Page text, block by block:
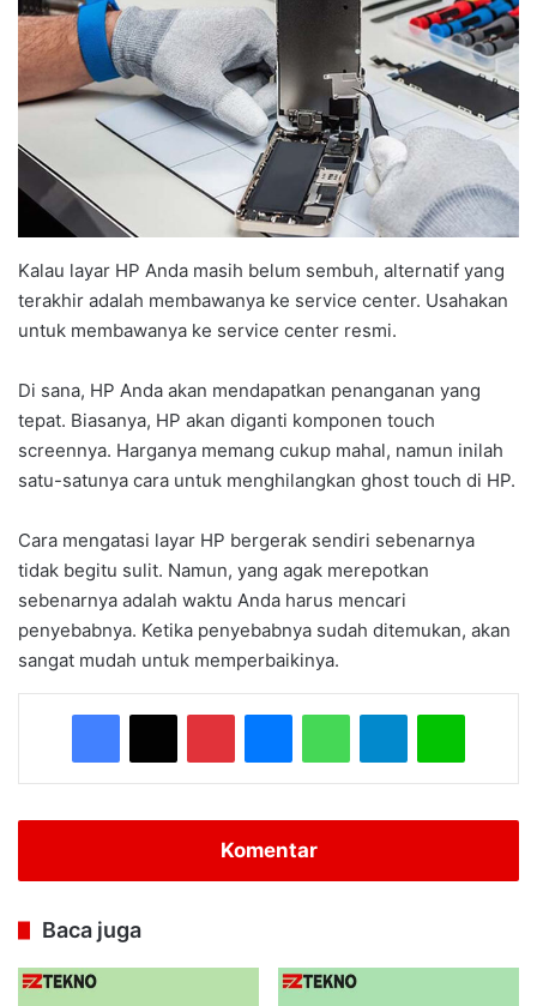
Kalau layar HP Anda masih belum sembuh, alternatif yang
terakhir adalah membawanya ke service center. Usahakan
untuk membawanya ke service center resmi.
Di sana, HP Anda akan mendapatkan penanganan yang
tepat. Biasanya, HP akan diganti komponen touch
screennya. Harganya memang cukup mahal, namun inilah
satu-satunya cara untuk menghilangkan ghost touch di HP.
Cara mengatasi layar HP bergerak sendiri sebenarnya
tidak begitu sulit. Namun, yang agak merepotkan
sebenarnya adalah waktu Anda harus mencari
penyebabnya. Ketika penyebabnya sudah ditemukan, akan
sangat mudah untuk memperbaikinya.
Facebook
X PinterestMessengerWhatsAppTelegramLine
Komentar
Baca juga